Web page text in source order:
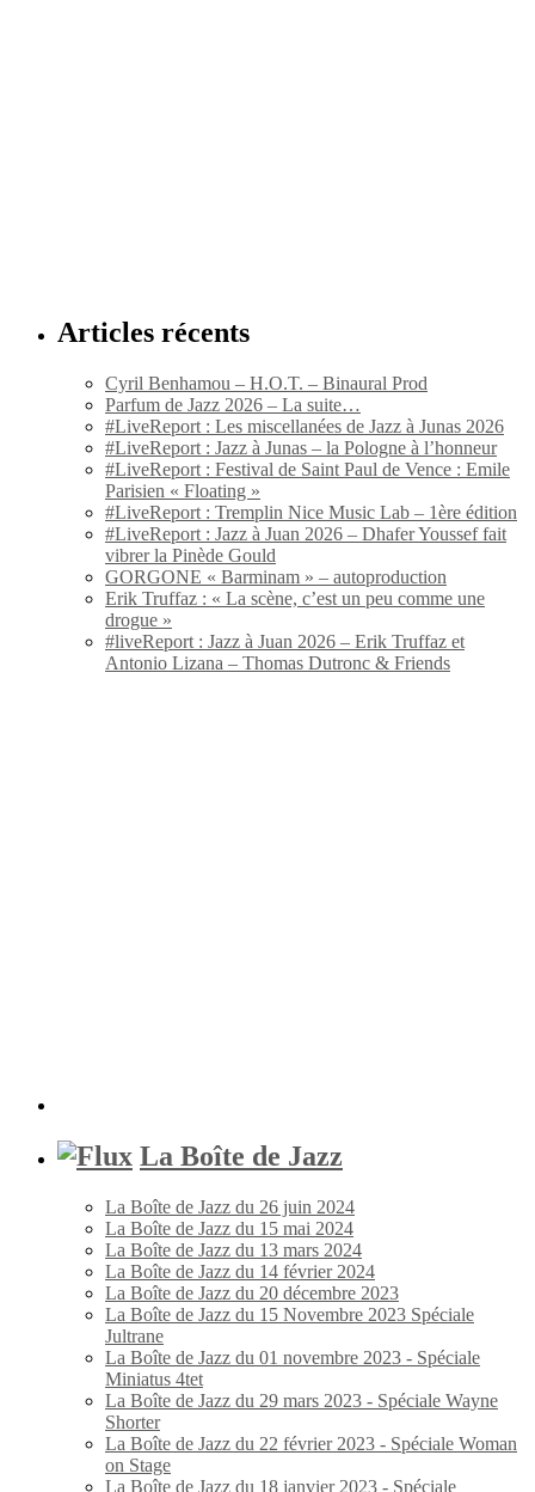
Articles récents
Cyril Benhamou – H.O.T. – Binaural Prod
Parfum de Jazz 2026 – La suite…
#LiveReport : Les miscellanées de Jazz à Junas 2026
#LiveReport : Jazz à Junas – la Pologne à l’honneur
#LiveReport : Festival de Saint Paul de Vence : Emile
Parisien « Floating »
#LiveReport : Tremplin Nice Music Lab – 1ère édition
#LiveReport : Jazz à Juan 2026 – Dhafer Youssef fait
vibrer la Pinède Gould
GORGONE « Barminam » – autoproduction
Erik Truffaz : « La scène, c’est un peu comme une
drogue »
#liveReport : Jazz à Juan 2026 – Erik Truffaz et
Antonio Lizana – Thomas Dutronc & Friends
La Boîte de Jazz
La Boîte de Jazz du 26 juin 2024
La Boîte de Jazz du 15 mai 2024
La Boîte de Jazz du 13 mars 2024
La Boîte de Jazz du 14 février 2024
La Boîte de Jazz du 20 décembre 2023
La Boîte de Jazz du 15 Novembre 2023 Spéciale
Jultrane
La Boîte de Jazz du 01 novembre 2023 - Spéciale
Miniatus 4tet
La Boîte de Jazz du 29 mars 2023 - Spéciale Wayne
Shorter
La Boîte de Jazz du 22 février 2023 - Spéciale Woman
on Stage
La Boîte de Jazz du 18 janvier 2023 - Spéciale